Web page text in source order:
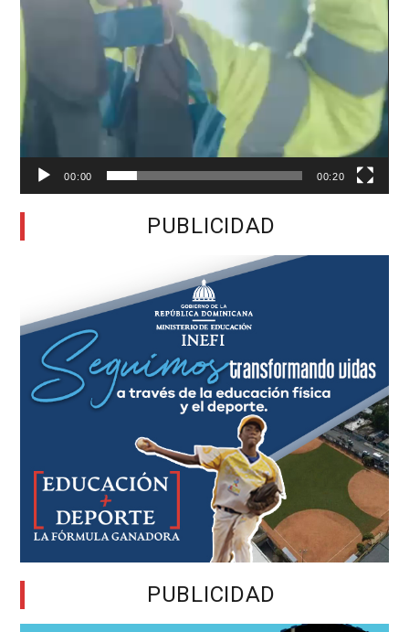
00:00 00:20
PUBLICIDAD
PUBLICIDAD